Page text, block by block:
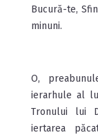
Bucură-te,
minuni.
O,
ierarhule al
Tronului lui
iertarea